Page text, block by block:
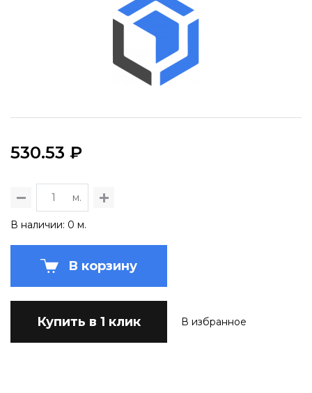
530.53 ₽
м.
В наличии: 0 м.
В корзину
Купить в 1 клик В избранное